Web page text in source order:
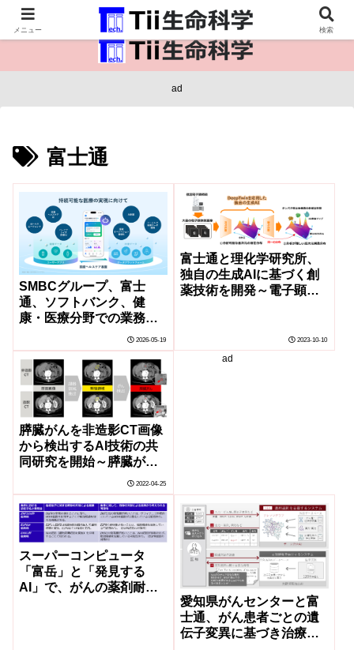
医療保健・生命・生物の情報インフラ。
ad
富士通
SMBCグループ、富士
通、ソフトバンク、健
康・医療分野での業務提
携に合意し、持続可能な
医療の実現に向けて国産
ヘルスケア基盤を構築～
国民の健康寿命延伸と医
療機関の経営効率化、国
の医療費抑制に寄与～
2026-05-19
富士通と理化学研究所、
独自の生成AIに基づく創
薬技術を開発～電子顕微
2023-10-10
膵臓がんを非造影CT画像
から検出するAI技術の共
同研究を開始～膵臓がん
のより早期の発見を支援
し、さらに多くの患者の
救命やQOL向上に貢献～
2022-04-25
ad
スーパーコンピュータ
「富岳」と「発見する
AI」で、がんの薬剤耐性
愛知県がんセンターと富
士通、がん患者ごとの遺
伝子変異に基づき治療薬
メニュー 検索